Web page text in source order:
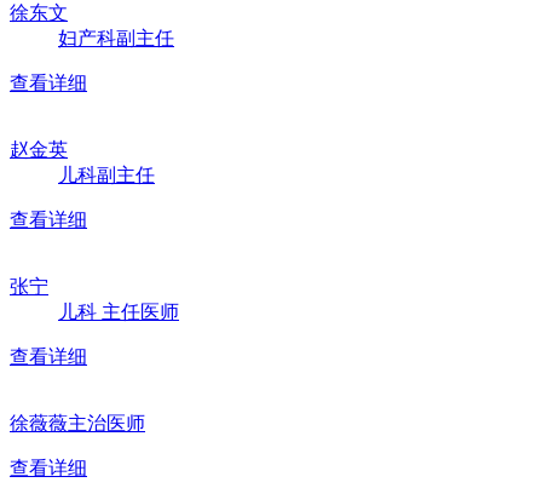
徐东文
妇产科副主任
查看详细
赵金英
儿科副主任
查看详细
张宁
儿科 主任医师
查看详细
徐薇薇主治医师
查看详细